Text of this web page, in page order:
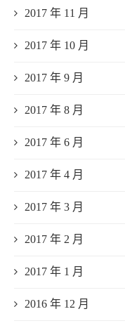
2017 年 11 月
2017 年 10 月
2017 年 9 月
2017 年 8 月
2017 年 6 月
2017 年 4 月
2017 年 3 月
2017 年 2 月
2017 年 1 月
2016 年 12 月